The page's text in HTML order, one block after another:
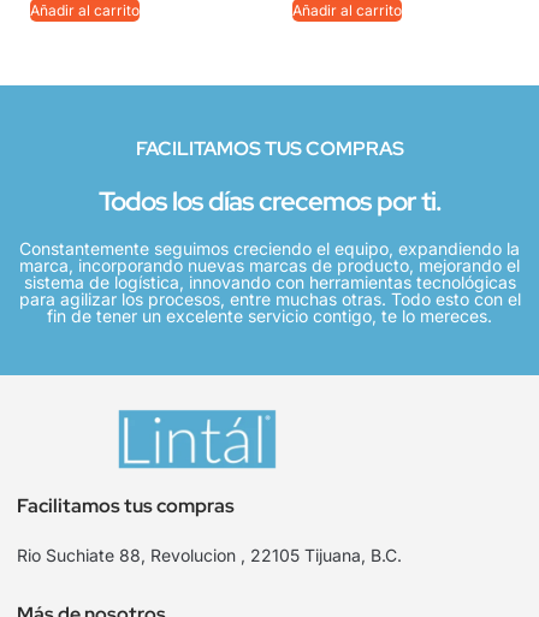
Añadir al carrito Añadir al carrito
FACILITAMOS TUS COMPRAS
Todos los días crecemos por ti.
Constantemente seguimos creciendo el equipo, expandiendo la
marca, incorporando nuevas marcas de producto, mejorando el
sistema de logística, innovando con herramientas tecnológicas
para agilizar los procesos, entre muchas otras. Todo esto con el
fin de tener un excelente servicio contigo, te lo mereces.
Facilitamos tus compras
Rio Suchiate 88, Revolucion , 22105 Tijuana, B.C.